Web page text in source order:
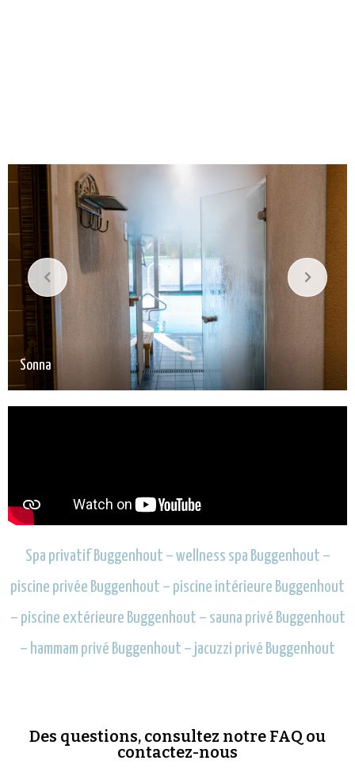
Sonna
Spa privatif Buggenhout – wellness spa Buggenhout –
piscine privée Buggenhout – piscine intérieure Buggenhout
– piscine extérieure Buggenhout – sauna privé Buggenhout
– hammam privé Buggenhout – jacuzzi privé Buggenhout
Des questions, consultez notre FAQ ou
contactez-nous